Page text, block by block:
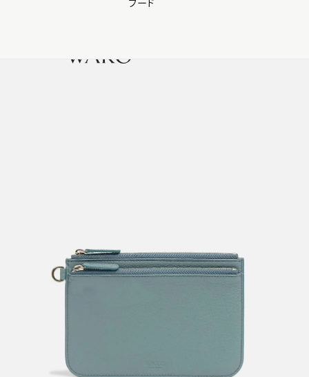
【会員様限定】夏のプレゼントキャンペーン開催中
フード